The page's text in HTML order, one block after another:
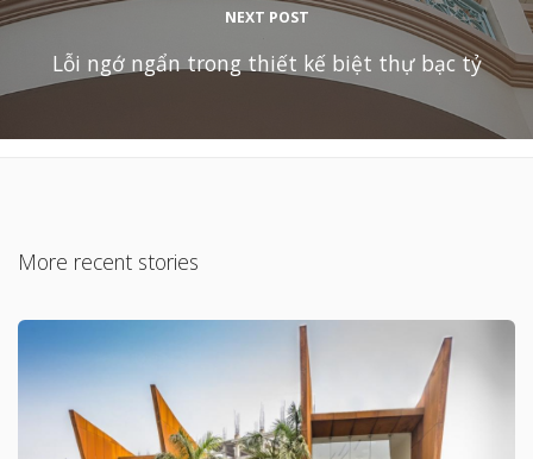
NEXT POST
Lỗi ngớ ngẩn trong thiết kế biệt thự bạc tỷ
More recent stories